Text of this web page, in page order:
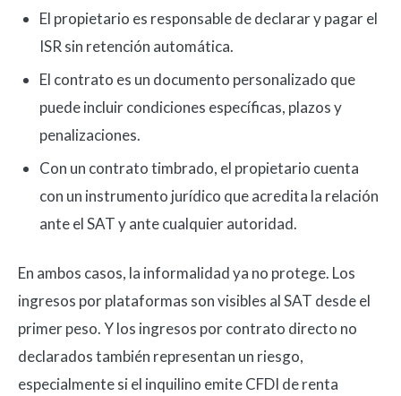
El propietario es responsable de declarar y pagar el
ISR sin retención automática.
El contrato es un documento personalizado que
puede incluir condiciones específicas, plazos y
penalizaciones.
Con un contrato timbrado, el propietario cuenta
con un instrumento jurídico que acredita la relación
ante el SAT y ante cualquier autoridad.
En ambos casos, la informalidad ya no protege. Los
ingresos por plataformas son visibles al SAT desde el
primer peso. Y los ingresos por contrato directo no
declarados también representan un riesgo,
especialmente si el inquilino emite CFDI de renta